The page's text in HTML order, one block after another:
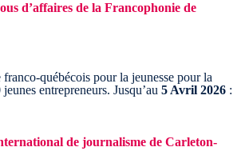
d’affaires de la Francophonie de
québécois pour la jeunesse pour la
entrepreneurs. Jusqu’au 5 Avril 2026 :
de journalisme de Carleton-